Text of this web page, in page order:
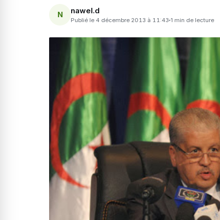
N nawel.d
Publié le 4 décembre 2013 à 11:43 1 min de lecture